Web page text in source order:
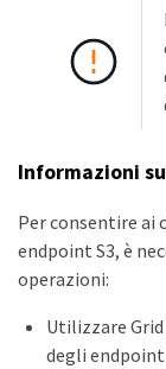
Informazioni
Per consentire ai
endpoint S3, è
operazioni:
Utilizzare
degli endpoint